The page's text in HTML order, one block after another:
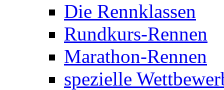
Die Rennklassen
Rundkurs-Rennen
Marathon-Rennen
spezielle